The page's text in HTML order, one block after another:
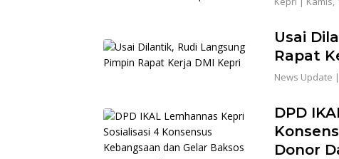
Usai
Rapat
News Update |
DPD
Donor